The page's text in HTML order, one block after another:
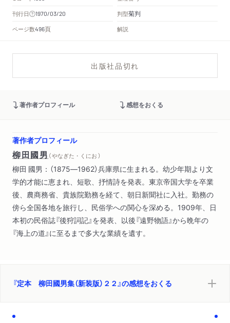
刊行日
1970/03/20 判型菊判
ページ数496頁 解説
出版社品切れ
著作者プロフィール 感想をおくる
著作者プロフィール
柳田國男 （ やなぎた・くにお ）
柳田 國男：（1875―1962）兵庫県に生まれる。幼少年期より文
学的才能に恵まれ、短歌、抒情詩を発表。東京帝国大学を卒業
後、農商務省、貴族院勤務を経て、朝日新聞社に入社。勤務の
傍ら全国各地を旅行し、民俗学への関心を深める。1909年、日
本初の民俗誌『後狩詞記』を発表、以後『遠野物語』から晩年の
『海上の道』に至るまで多大な業績を遺す。
『定本 柳田國男集（新装版）２２』の感想をおくる